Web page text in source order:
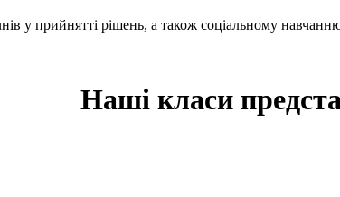
у прийнятті рішень, а також соціальному
Наші класи